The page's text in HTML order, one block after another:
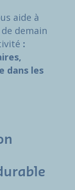
aide à
demain
:
dans les